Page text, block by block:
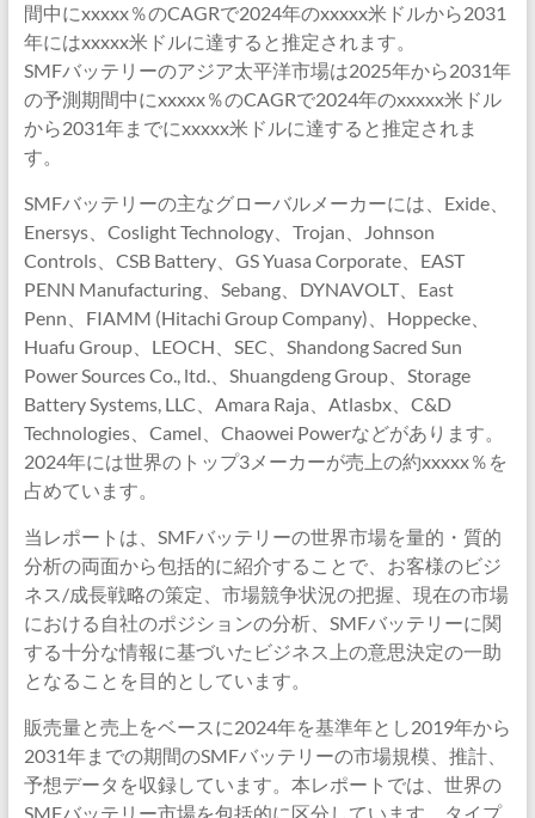
間中にxxxxx％のCAGRで2024年のxxxxx米ドルから2031
年にはxxxxx米ドルに達すると推定されます。
SMFバッテリーのアジア太平洋市場は2025年から2031年
の予測期間中にxxxxx％のCAGRで2024年のxxxxx米ドル
から2031年までにxxxxx米ドルに達すると推定されま
す。
SMFバッテリーの主なグローバルメーカーには、Exide、
Enersys、Coslight Technology、Trojan、Johnson
Controls、CSB Battery、GS Yuasa Corporate、EAST
PENN Manufacturing、Sebang、DYNAVOLT、East
Penn、FIAMM (Hitachi Group Company)、Hoppecke、
Huafu Group、LEOCH、SEC、Shandong Sacred Sun
Power Sources Co., ltd.、Shuangdeng Group、Storage
Battery Systems, LLC、Amara Raja、Atlasbx、C&D
Technologies、Camel、Chaowei Powerなどがあります。
2024年には世界のトップ3メーカーが売上の約xxxxx％を
占めています。
当レポートは、SMFバッテリーの世界市場を量的・質的
分析の両面から包括的に紹介することで、お客様のビジ
ネス/成長戦略の策定、市場競争状況の把握、現在の市場
における自社のポジションの分析、SMFバッテリーに関
する十分な情報に基づいたビジネス上の意思決定の一助
となることを目的としています。
販売量と売上をベースに2024年を基準年とし2019年から
2031年までの期間のSMFバッテリーの市場規模、推計、
予想データを収録しています。本レポートでは、世界の
SMFバッテリー市場を包括的に区分しています。タイプ